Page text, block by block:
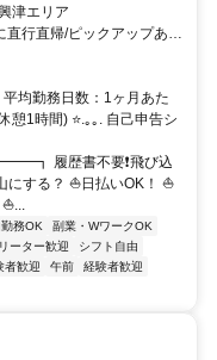
津エリア
直行直帰/ピックアップあ
均勤務日数：1ヶ月あた
憩1時間) ⭐.｡｡. 自己申告シ
履歴書不要❗飛び込
る？ ⛵日払いOK！ ⛵
務OK
副業・WワークOK
ーター歓迎
シフト自由
者歓迎 午前
経験者歓迎